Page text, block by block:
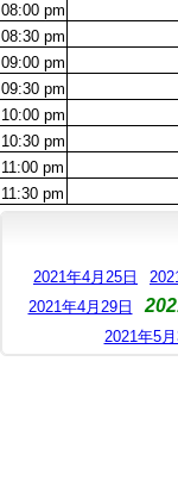
08:00 pm
08:30 pm
09:00 pm
09:30 pm
10:00 pm
10:30 pm
11:00 pm
11:30 pm
2021年4月25日
2021年4月29日
2021年5月